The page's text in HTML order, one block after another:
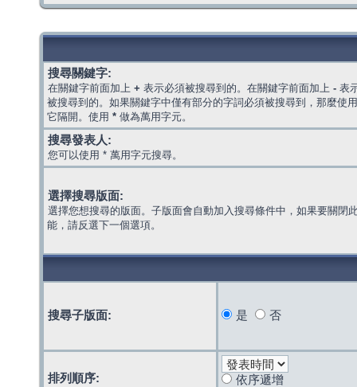
搜尋關鍵字:
在關鍵字前面加上 + 表示必須被搜尋到的。在關鍵字前面加上 - 表
被搜尋到的。如果關鍵字中僅有部分的字詞必須被搜尋到，那麼使
它隔開。使用 * 做為萬用字元。
搜尋發表人:
您可以使用 * 萬用字元搜尋。
選擇搜尋版面:
選擇您想搜尋的版面。子版面會自動加入搜尋條件中，如果要關閉
能，請反選下一個選項。
搜尋子版面: 是 否
排列順序:
依序遞增